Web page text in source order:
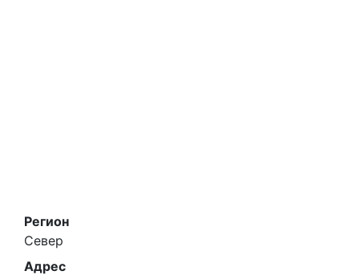
Регион
Север
Адрес